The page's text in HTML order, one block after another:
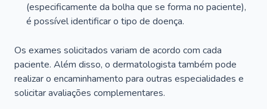
(especificamente da bolha que se forma no paciente),
é possível identificar o tipo de doença.
Os exames solicitados variam de acordo com cada
paciente. Além disso, o dermatologista também pode
realizar o encaminhamento para outras especialidades e
solicitar avaliações complementares.